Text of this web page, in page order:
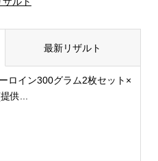
最新リザルト
ロイン300グラム2枚セット×
供...